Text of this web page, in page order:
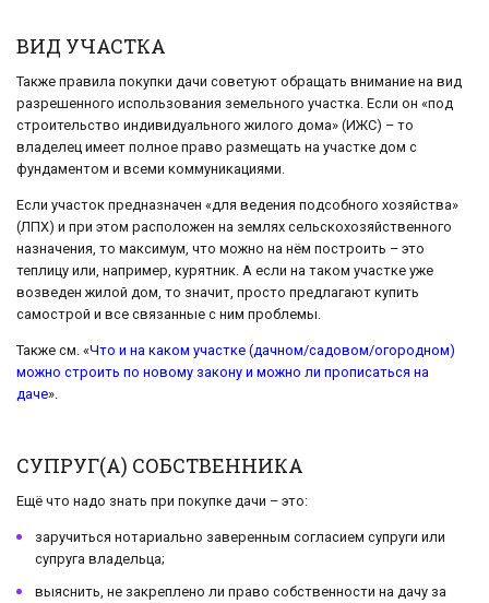
ВИД УЧАСТКА
Также правила покупки дачи советуют обращать внимание на вид
разрешенного использования земельного участка. Если он «под
строительство индивидуального жилого дома» (ИЖС) – то
владелец имеет полное право размещать на участке дом с
фундаментом и всеми коммуникациями.
Если участок предназначен «для ведения подсобного хозяйства»
(ЛПХ) и при этом расположен на землях сельскохозяйственного
назначения, то максимум, что можно на нём построить – это
теплицу или, например, курятник. А если на таком участке уже
возведен жилой дом, то значит, просто предлагают купить
самострой и все связанные с ним проблемы.
Также см. «Что и на каком участке (дачном/садовом/огородном)
можно строить по новому закону и можно ли прописаться на
даче».
СУПРУГ(А) СОБСТВЕННИКА
Ещё что надо знать при покупке дачи – это:
заручиться нотариально заверенным согласием супруги или
супруга владельца;
выяснить, не закреплено ли право собственности на дачу за